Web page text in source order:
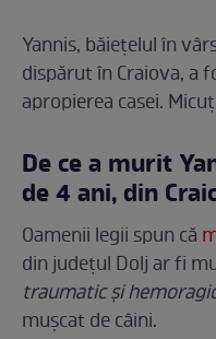
Yannis, băiețelul în
dispărut în Craiova, a
apropierea casei.
De ce a murit
de 4 ani, din
Oamenii legii spun că
din judeţul Dolj ar fi
traumatic şi
muşcat de câini.